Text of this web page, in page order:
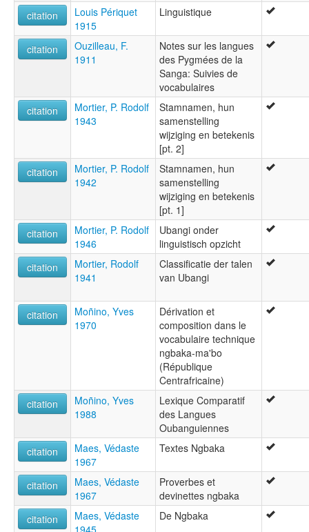
citation
Louis Périquet
1915
Linguistique
citation
Ouzilleau, F.
1911
Notes sur les langues
des Pygmées de la
Sanga: Suivies de
vocabulaires
citation
Mortier, P. Rodolf
1943
Stamnamen, hun
samenstelling
wijziging en betekenis
[pt. 2]
citation
Mortier, P. Rodolf
1942
Stamnamen, hun
samenstelling
wijziging en betekenis
[pt. 1]
citation
Mortier, P. Rodolf
1946
Ubangi onder
linguistisch opzicht
citation
Mortier, Rodolf
1941
Classificatie der talen
van Ubangi
citation
Moñino, Yves
1970
Dérivation et
composition dans le
vocabulaire technique
ngbaka-ma'bo
(République
Centrafricaine)
citation
Moñino, Yves
1988
Lexique Comparatif
des Langues
Oubanguiennes
citation
Maes, Védaste
1967
Textes Ngbaka
citation
Maes, Védaste
1967
Proverbes et
devinettes ngbaka
citation
Maes, Védaste
De Ngbaka